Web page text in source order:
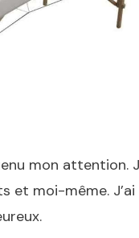
mon attention.
et moi-même.